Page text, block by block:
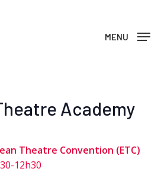
MENU
Academy
Theatre Convention (ETC)
12h30